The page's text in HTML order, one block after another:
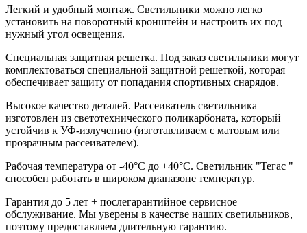
Легкий и удобный монтаж. Светильники можно легко
установить на поворотный кронштейн и настроить их под
нужный угол освещения.
Специальная защитная решетка. Под заказ светильники могут
комплектоваться специальной защитной решеткой, которая
обеспечивает защиту от попадания спортивных снарядов.
Высокое качество деталей. Рассеиватель светильника
изготовлен из светотехнического поликарбоната, который
устойчив к УФ-излучению (изготавливаем с матовым или
прозрачным рассеивателем).
Рабочая температура от -40°C до +40°C. Светильник "Тегас "
способен работать в широком диапазоне температур.
Гарантия до 5 лет + послегарантийное сервисное
обслуживание. Мы уверены в качестве наших светильников,
поэтому предоставляем длительную гарантию.